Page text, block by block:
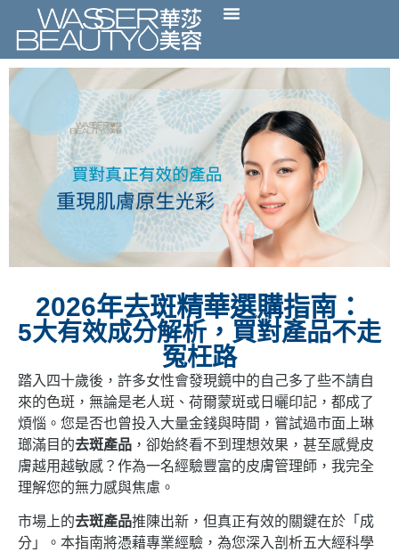
5大有效成分解析，買對產品不走
冤枉路
踏入四十歲後，許多女性會發現鏡中的自己多了些不請自
來的色斑，無論是老人斑、荷爾蒙斑或日曬印記，都成了
煩惱。您是否也曾投入大量金錢與時間，嘗試過市面上琳
瑯滿目的去斑產品 ，卻始終看不到理想效果，甚至感覺皮
膚越用越敏感？作為一名經驗豐富的皮膚管理師，我完全
理解您的無力感與焦慮。
市場上的去斑產品推陳出新，但真正有效的關鍵在於「成
分」。本指南將憑藉專業經驗，為您深入剖析五大經科學
2026年去斑精華選購指南：